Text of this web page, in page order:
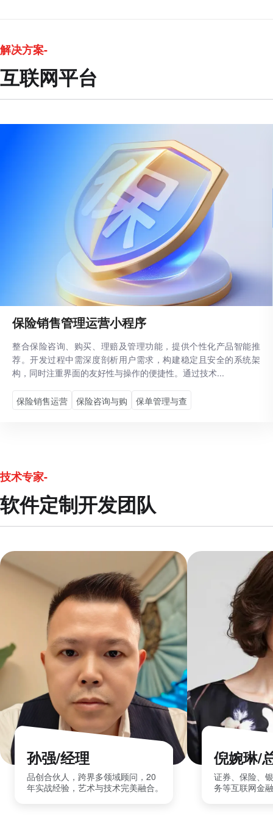
解决方案-
互联网平台
保险销售管理运营小程序
整合保险咨询、购买、理赔及管理功能，提供个性化产品智能推
荐。开发过程中需深度剖析用户需求，构建稳定且安全的系统架
构，同时注重界面的友好性与操作的便捷性。通过技术...
保险销售运营 保险咨询与购 保单管理与查
技术专家-
软件定制开发团队
孙强/经理
品创合伙人，跨界多领域顾问，20
年实战经验，艺术与技术完美融合。
倪婉琳/
证券、保险、
务等互联网金